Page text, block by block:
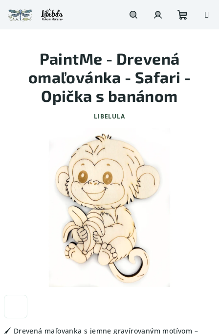
na
obsah
🖌️ Drevená maľovanka s jemne gravírovaným motívom –
PaintMe - Drevená
omaľovánka - Safari -
Opička s banánom
LIBELULA